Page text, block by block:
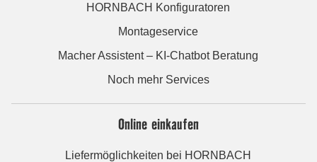
HORNBACH Konfiguratoren
Montageservice
Macher Assistent – KI-Chatbot Beratung
Noch mehr Services
Online einkaufen
Liefermöglichkeiten bei HORNBACH